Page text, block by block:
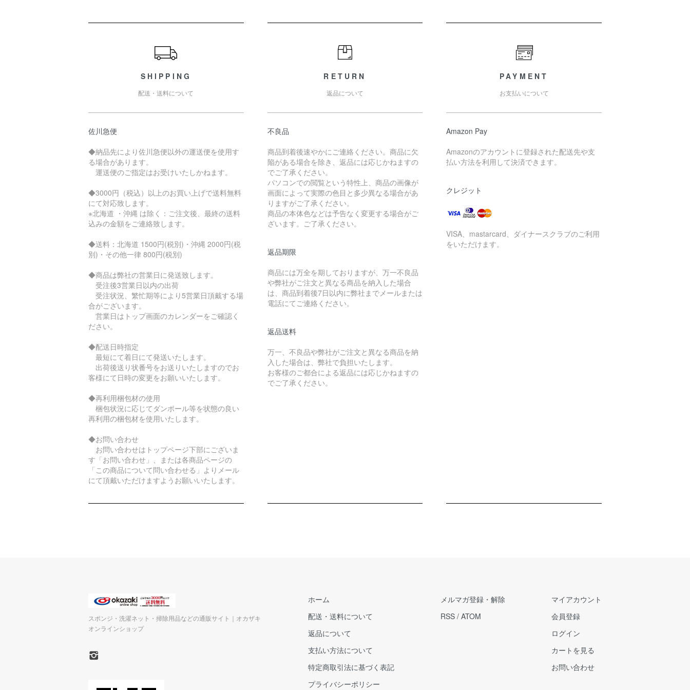
SHIPPING
配送・送料について
佐川急便
◆納品先により佐川急便以外の運送便を使用す
る場合があります。
運送便のご指定はお受けいたしかねます。
◆3000円（税込）以上のお買い上げで送料無料
にて対応致します。
※北海道 ・沖縄 は除く：ご注文後、最終の送料
込みの金額をご連絡致します。
◆送料：北海道 1500円(税別)・沖縄 2000円(税
別)・その他一律 800円(税別)
◆商品は弊社の営業日に発送致します。
受注後3営業日以内の出荷
受注状況、繁忙期等により5営業日頂戴する場
合がございます。
営業日はトップ画面のカレンダーをご確認く
ださい。
◆配送日時指定
最短にて着日にて発送いたします。
出荷後送り状番号をお送りいたしますのでお
客様にて日時の変更をお願いいたします。
◆再利用梱包材の使用
梱包状況に応じてダンボール等を状態の良い
再利用の梱包材を使用いたします。
◆お問い合わせ
お問い合わせはトップページ下部にございま
す「お問い合わせ」、または各商品ページの
「この商品について問い合わせる」よりメール
にて頂戴いただけますようお願いいたします。
RETURN
返品について
不良品
商品到着後速やかにご連絡ください。商品に欠
陥がある場合を除き、返品には応じかねますの
でご了承ください。
パソコンでの閲覧という特性上、商品の画像が
画面によって実際の色目と多少異なる場合があ
りますがご了承ください。
商品の本体色などは予告なく変更する場合がご
ざいます。ご了承ください。
返品期限
商品には万全を期しておりますが、万一不良品
や弊社がご注文と異なる商品を納入した場合
は、商品到着後7日以内に弊社までメールまたは
電話にてご連絡ください。
返品送料
万一、不良品や弊社がご注文と異なる商品を納
入した場合は、弊社で負担いたします。
お客様のご都合による返品には応じかねますの
でご了承ください。
PAYMENT
お支払いについて
Amazon Pay
Amazonのアカウントに登録された配送先や支
払い方法を利用して決済できます。
クレジット
VISA、mastarcard、ダイナースクラブのご利用
をいただけます。
スポンジ・洗濯ネット・掃除用品などの通販サイト｜オカザキ
オンラインショップ
ホーム
配送・送料について
返品について
支払い方法について
特定商取引法に基づく表記
プライバシーポリシー
メルマガ登録・解除
RSS / ATOM
マイアカウント
会員登録
ログイン
カートを見る
お問い合わせ